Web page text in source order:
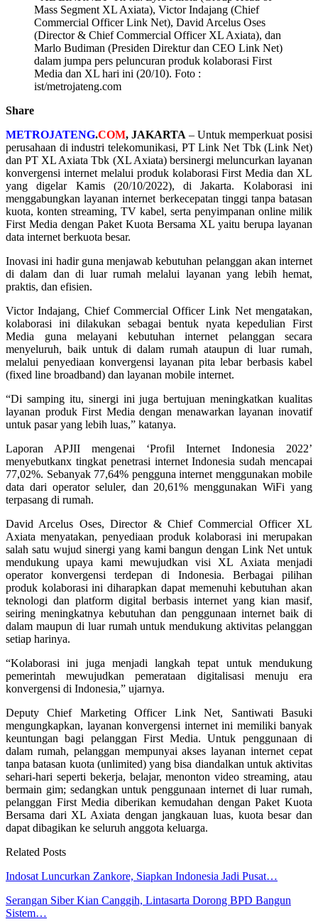
Mass Segment XL Axiata), Victor Indajang (Chief
Commercial Officer Link Net), David Arcelus Oses
(Director & Chief Commercial Officer XL Axiata), dan
Marlo Budiman (Presiden Direktur dan CEO Link Net)
dalam jumpa pers peluncuran produk kolaborasi First
Media dan XL hari ini (20/10). Foto :
ist/metrojateng.com
Share
METROJATENG.COM, JAKARTA – Untuk memperkuat posisi
perusahaan di industri telekomunikasi, PT Link Net Tbk (Link Net)
dan PT XL Axiata Tbk (XL Axiata) bersinergi meluncurkan layanan
konvergensi internet melalui produk kolaborasi First Media dan XL
yang digelar Kamis (20/10/2022), di Jakarta. Kolaborasi ini
menggabungkan layanan internet berkecepatan tinggi tanpa batasan
kuota, konten streaming, TV kabel, serta penyimpanan online milik
First Media dengan Paket Kuota Bersama XL yaitu berupa layanan
data internet berkuota besar.
Inovasi ini hadir guna menjawab kebutuhan pelanggan akan internet
di dalam dan di luar rumah melalui layanan yang lebih hemat,
praktis, dan efisien.
Victor Indajang, Chief Commercial Officer Link Net mengatakan,
kolaborasi ini dilakukan sebagai bentuk nyata kepedulian First
Media guna melayani kebutuhan internet pelanggan secara
menyeluruh, baik untuk di dalam rumah ataupun di luar rumah,
melalui penyediaan konvergensi layanan pita lebar berbasis kabel
(fixed line broadband) dan layanan mobile internet.
“Di samping itu, sinergi ini juga bertujuan meningkatkan kualitas
layanan produk First Media dengan menawarkan layanan inovatif
untuk pasar yang lebih luas,” katanya.
Laporan APJII mengenai ‘Profil Internet Indonesia 2022’
menyebutkanx tingkat penetrasi internet Indonesia sudah mencapai
77,02%. Sebanyak 77,64% pengguna internet menggunakan mobile
data dari operator seluler, dan 20,61% menggunakan WiFi yang
terpasang di rumah.
David Arcelus Oses, Director & Chief Commercial Officer XL
Axiata menyatakan, penyediaan produk kolaborasi ini merupakan
salah satu wujud sinergi yang kami bangun dengan Link Net untuk
mendukung upaya kami mewujudkan visi XL Axiata menjadi
operator konvergensi terdepan di Indonesia. Berbagai pilihan
produk kolaborasi ini diharapkan dapat memenuhi kebutuhan akan
teknologi dan platform digital berbasis internet yang kian masif,
seiring meningkatnya kebutuhan dan penggunaan internet baik di
dalam maupun di luar rumah untuk mendukung aktivitas pelanggan
setiap harinya.
“Kolaborasi ini juga menjadi langkah tepat untuk mendukung
pemerintah mewujudkan pemerataan digitalisasi menuju era
konvergensi di Indonesia,” ujarnya.
Deputy Chief Marketing Officer Link Net, Santiwati Basuki
mengungkapkan, layanan konvergensi internet ini memiliki banyak
keuntungan bagi pelanggan First Media. Untuk penggunaan di
dalam rumah, pelanggan mempunyai akses layanan internet cepat
tanpa batasan kuota (unlimited) yang bisa diandalkan untuk aktivitas
sehari-hari seperti bekerja, belajar, menonton video streaming, atau
bermain gim; sedangkan untuk penggunaan internet di luar rumah,
pelanggan First Media diberikan kemudahan dengan Paket Kuota
Bersama dari XL Axiata dengan jangkauan luas, kuota besar dan
dapat dibagikan ke seluruh anggota keluarga.
Related Posts
Indosat Luncurkan Zankore, Siapkan Indonesia Jadi Pusat…
Serangan Siber Kian Canggih, Lintasarta Dorong BPD Bangun
Sistem…